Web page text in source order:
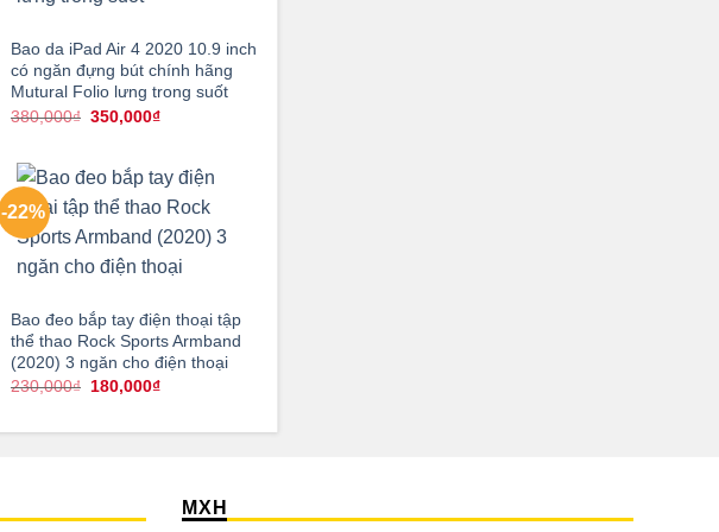
Bao da iPad Air 4 2020 10.9 inch
có ngăn đựng bút chính hãng
Mutural Folio lưng trong suốt
380,000₫ Giá
380,000₫.
350,000₫Giá
350,000₫.
-22%
Bao đeo bắp tay điện thoại tập
thể thao Rock Sports Armband
(2020) 3 ngăn cho điện thoại
230,000₫ Giá
230,000₫.
180,000₫Giá
là:
MXH